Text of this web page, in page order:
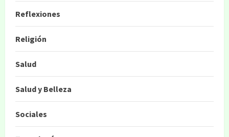
Reflexiones
Religión
Salud
Salud y Belleza
Sociales